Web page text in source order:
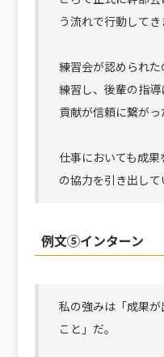
う流れで行動してき
練習会が認められ
練習し、後輩の指
貢献が信頼に繋が
仕事においても成
の協力を引き出して
例文⑤インターン
私の強みは「成果
こと」だ。